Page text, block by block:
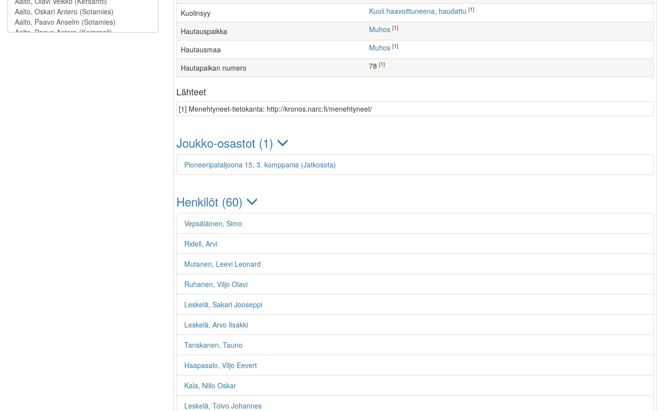
Kuolinsyy Kuoli haavoittuneena, haudattu [1]
Hautauspaikka Muhos [1]
Hautausmaa Muhos [1]
Hautapaikan numero 78 [1]
Lähteet
[1] Menehtyneet-tietokanta: http://kronos.narc.fi/menehtyneet/
Joukko-osastot (1)
Pioneeripataljoona 15, 3. komppania (Jatkosota)
Henkilöt (60)
Vepsäläinen, Simo
Ridell, Arvi
Mutanen, Leevi Leonard
Ruhanen, Viljo Olavi
Leskelä, Sakari Jooseppi
Leskelä, Arvo Iisakki
Tanskanen, Tauno
Haapasalo, Viljo Eevert
Kala, Niilo Oskar
Leskelä, Toivo Johannes